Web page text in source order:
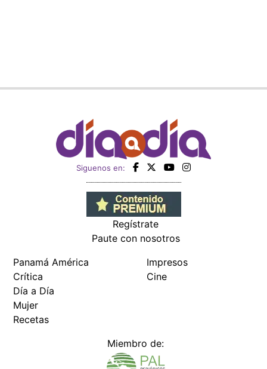
Siguenos en:
Regístrate
Paute con nosotros
Panamá América
Crítica
Día a Día
Mujer
Recetas
Impresos
Cine
Miembro de: